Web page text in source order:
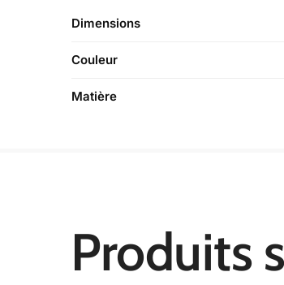
Dimensions
Couleur
Matière
Produits